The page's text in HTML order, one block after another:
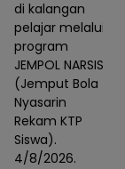
di kalangan
pelajar melalui
program
JEMPOL NARSIS
(Jemput Bola
Nyasarin
Rekam KTP
Siswa).
4/8/2026.